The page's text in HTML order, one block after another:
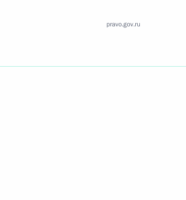
Найти документ
закона «О статусе военнослужащих» и статью 86
Федерации»
pravo.gov.ru